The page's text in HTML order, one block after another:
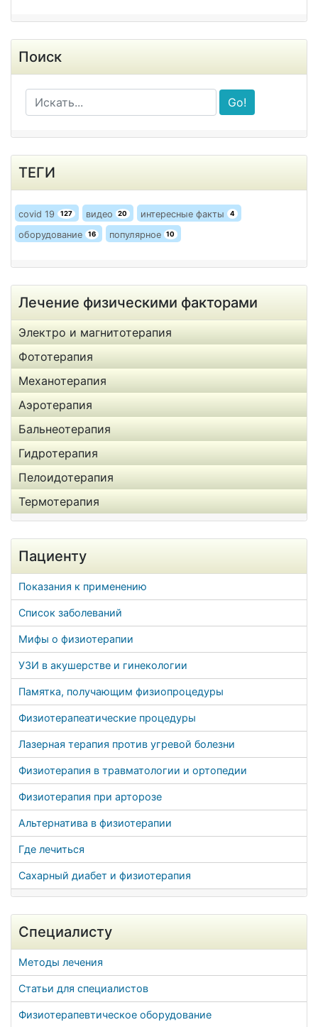
Поиск
Go!
ТЕГИ
covid 19 127 видео 20 интересные факты 4
оборудование 16 популярное 10
Лечение физическими факторами
Электро и магнитотерапия
Фототерапия
Механотерапия
Аэротерапия
Бальнеотерапия
Гидротерапия
Пелоидотерапия
Термотерапия
Пациенту
Показания к применению
Список заболеваний
Мифы о физиотерапии
УЗИ в акушерстве и гинекологии
Памятка, получающим физиопроцедуры
Физиотерапеатические процедуры
Лазерная терапия против угревой болезни
Физиотерапия в травматологии и ортопедии
Физиотерапия при арторозе
Альтернатива в физиотерапии
Где лечиться
Сахарный диабет и физиотерапия
Специалисту
Методы лечения
Статьи для специалистов
Физиотерапевтическое оборудование